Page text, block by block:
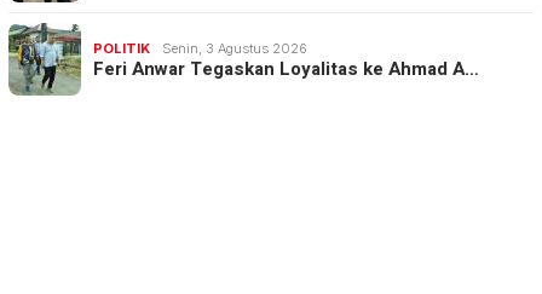
POLITIK Senin, 3 Agustus 2026
Feri Anwar Tegaskan Loyalitas ke Ahmad A…